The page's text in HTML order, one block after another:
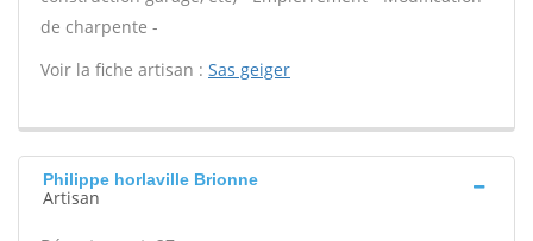
de charpente -
Voir la fiche artisan : Sas geiger
Philippe horlaville Brionne
Artisan